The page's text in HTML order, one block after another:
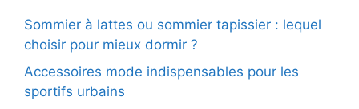
Sommier à lattes ou sommier tapissier : lequel
choisir pour mieux dormir ?
Accessoires mode indispensables pour les
sportifs urbains